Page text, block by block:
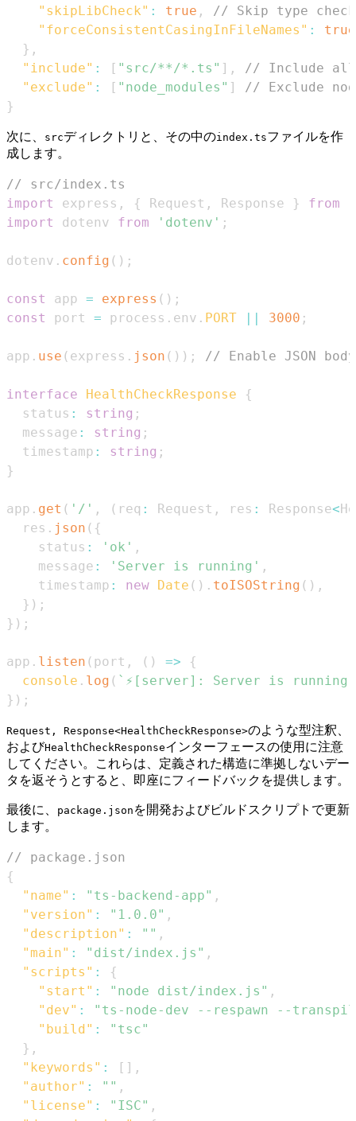
"skipLibCheck" : true ,
// Skip type
"forceConsistentCasingInFileNames" :
true
} ,
"include" : [ "src/**/*.ts" ] ,
// Include
"exclude" : [ "node_modules" ]
// Exclude
}
次に、 srcディレクトリと、その中のindex.tsファイルを作
成します。
// src/index.ts
import
express , { Request , Response } from
import
dotenv from 'dotenv' ;
dotenv . config ( ) ;
const app = express ( ) ;
const
port = process . env . PORT || 3000 ;
app . use ( express . json ( ) ) ; // Enable JSON
interface HealthCheckResponse
{
  status
: string ;
  message
: string ;
  timestamp
: string ;
}
app . get ( '/' , ( req : Request , res : Response<
  res
. json ( {
    status
: 'ok' ,
    message
: 'Server is running' ,
    timestamp
: new Date ( ) . toISOString ( ) ,
} ) ;
} ) ;
app . listen ( port , ( ) =>
{
console . log ( ` ⚡️[server]: Server is
} ) ;
Request, Response<HealthCheckResponse>のような型注釈、
およびHealthCheckResponseインターフェースの使用に注意
してください。これらは、定義された構造に準拠しないデー
タを返そうとすると、即座にフィードバックを提供します。
最後に、 package.json を開発およびビルドスクリプトで更新
します。
// package.json
{
"name" : "ts-backend-app" ,
"version" : "1.0.0" ,
"description" : "" ,
"main" : "dist/index.js" ,
"scripts" :
{
"start" : "node dist/index.js" ,
"dev" :
"ts-node-dev --respawn --
"build" :
"tsc"
} ,
"keywords" : [ ] ,
"author" : "" ,
"license" : "ISC" ,